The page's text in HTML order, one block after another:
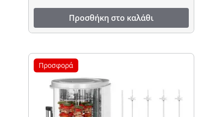
Προσθήκη στο καλάθι
Προσφορά